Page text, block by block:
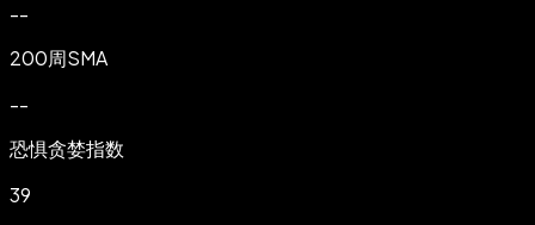
--
200周SMA
--
恐惧贪婪指数
39